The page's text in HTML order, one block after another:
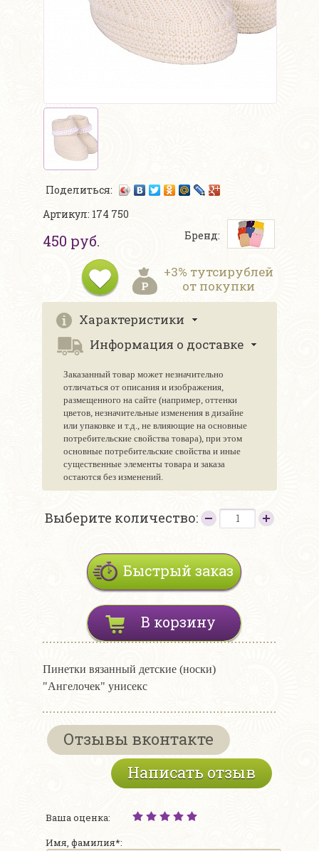
Поделиться:
Артикул: 174 750
450 руб. Бренд:
+3% тутсирублей
от покупки
Характеристики
Информация о доставке
Заказанный товар может незначительно
отличаться от описания и изображения,
размещенного на сайте (например, оттенки
цветов, незначительные изменения в дизайне
или упаковке и т.д., не влияющие на основные
потребительские свойства товара), при этом
основные потребительские свойства и иные
существенные элементы товара и заказа
остаются без изменений.
Выберите количество:
Быстрый заказ
В корзину
Пинетки вязанный детские (носки)
"Ангелочек" унисекс
Отзывы вконтакте
Написать отзыв
Ваша оценка:
Имя, фамилия*: